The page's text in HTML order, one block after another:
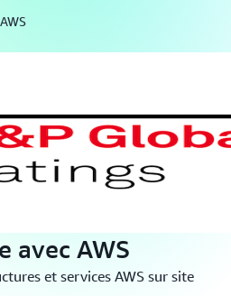
avec AWS
et services AWS sur site